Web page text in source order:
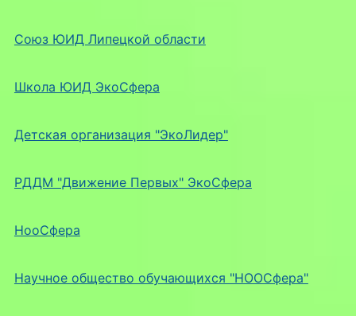
Союз ЮИД Липецкой области
Школа ЮИД ЭкоСфера
Детская организация "ЭкоЛидер"
РДДМ "Движение Первых" ЭкоСфера
НооСфера
Научное общество обучающихся "НООСфера"